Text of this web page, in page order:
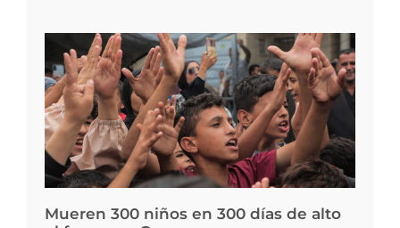
Mueren 300 niños en 300 días de alto